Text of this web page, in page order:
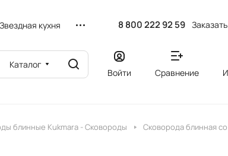
Звездная кухня 8 800 222 92 59
Каталог
Войти Сравнение
блинные Kukmara - Сковороды Сковорода блинная